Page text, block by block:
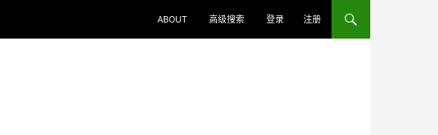
ABOUT 高级搜索 登录 注册